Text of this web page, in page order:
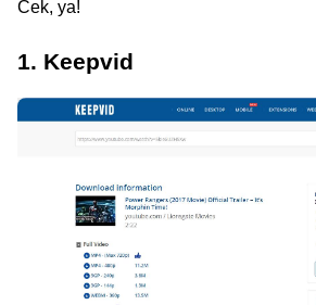
Cek, ya!
1. Keepvid